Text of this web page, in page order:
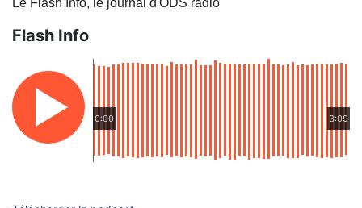
Le Flash Info, le journal d'ODS radio
Flash Info
0:00 3:09